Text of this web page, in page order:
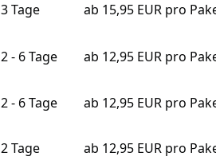
3 Tage ab 15,95 EUR pro
2 - 6 Tage ab 12,95 EUR pro
2 - 6 Tage ab 12,95 EUR pro
2 Tage ab 12,95 EUR pro